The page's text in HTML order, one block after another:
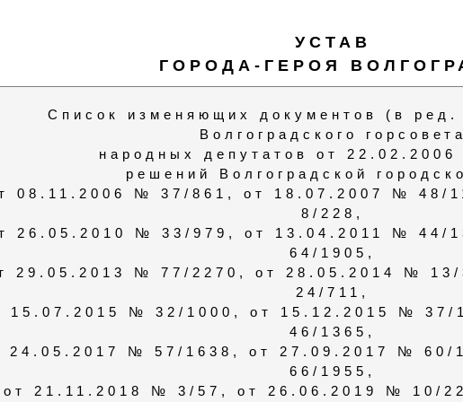
УСТАВ
ГОРОДА-ГЕРОЯ
Список изменяющих документов (в ред.
Волгоградского горсовета
народных депутатов от
решений Волгоградской
08.11.2006 № 37/861, от 18.07.2007 № 48/
8/228,
26.05.2010 № 33/979, от 13.04.2011 № 44/
64/1905,
29.05.2013 № 77/2270, от 28.05.2014 №
24/711,
15.07.2015 № 32/1000, от 15.12.2015 № 37/
46/1365,
24.05.2017 № 57/1638, от 27.09.2017 № 60/
66/1955,
от 21.11.2018 № 3/57, от 26.06.2019 № 10/